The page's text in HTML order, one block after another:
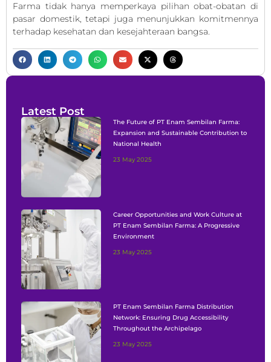
Farma tidak hanya memperkaya pilihan obat-obatan di
pasar domestik, tetapi juga menunjukkan komitmennya
terhadap kesehatan dan kesejahteraan bangsa.
Latest Post
The Future of PT Enam Sembilan Farma:
Expansion and Sustainable Contribution to
National Health
23 May 2025
Career Opportunities and Work Culture at
PT Enam Sembilan Farma: A Progressive
Environment
23 May 2025
PT Enam Sembilan Farma Distribution
Network: Ensuring Drug Accessibility
Throughout the Archipelago
23 May 2025